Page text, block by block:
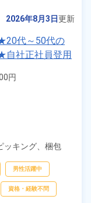
2026年8月3日更新
代～50代の
自社正社員登用
日祝休み！年間
焼津市》
円
ッキング、 梱包
男性活躍中
資格・経験不問